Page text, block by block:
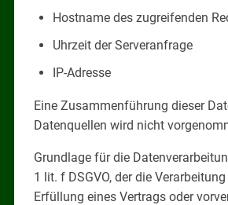
Hostname des zugreifenden
Uhrzeit der Serveranfrage
IP-Adresse
Eine Zusammenführung dieser
Datenquellen wird nicht
Grundlage für die
1 lit. f DSGVO, der die
Erfüllung eines Vertrags oder